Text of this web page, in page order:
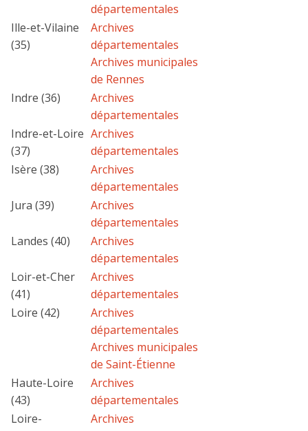
départementales
Ille-et-Vilaine
(35)
Archives
départementales
Archives municipales
de Rennes
Indre (36)
Archives
départementales
Indre-et-Loire
(37)
Archives
départementales
Isère (38)
Archives
départementales
Jura (39)
Archives
départementales
Landes (40)
Archives
départementales
Loir-et-Cher
(41)
Archives
départementales
Loire (42)
Archives
départementales
Archives municipales
de Saint-Étienne
Haute-Loire
(43)
Archives
départementales
Loire-
Archives